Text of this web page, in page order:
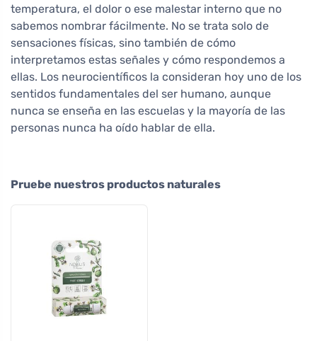
temperatura, el dolor o ese malestar interno que no
sabemos nombrar fácilmente. No se trata solo de
sensaciones físicas, sino también de cómo
interpretamos estas señales y cómo respondemos a
ellas. Los neurocientíficos la consideran hoy uno de los
sentidos fundamentales del ser humano, aunque
nunca se enseña en las escuelas y la mayoría de las
personas nunca ha oído hablar de ella.
Pruebe nuestros productos naturales